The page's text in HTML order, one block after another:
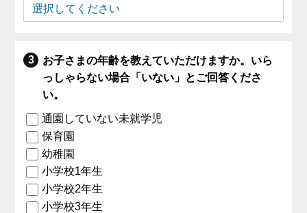
お子さまの年齢を教えていただけますか。いら
っしゃらない場合「いない」とご回答くださ
い。
通園していない未就学児
保育園
幼稚園
小学校1年生
小学校2年生
小学校3年生